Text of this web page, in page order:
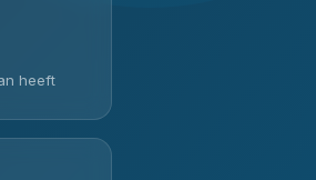
heeft